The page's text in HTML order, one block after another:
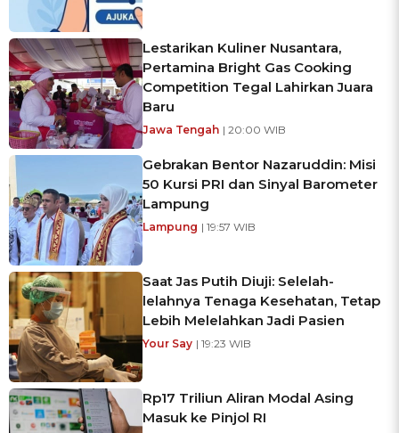
Lestarikan Kuliner Nusantara,
Pertamina Bright Gas Cooking
Competition Tegal Lahirkan Juara
Baru
Jawa Tengah | 20:00 WIB
Gebrakan Bentor Nazaruddin: Misi
50 Kursi PRI dan Sinyal Barometer
Lampung
Lampung | 19:57 WIB
Saat Jas Putih Diuji: Selelah-
lelahnya Tenaga Kesehatan, Tetap
Lebih Melelahkan Jadi Pasien
Your Say | 19:23 WIB
Rp17 Triliun Aliran Modal Asing
Masuk ke Pinjol RI